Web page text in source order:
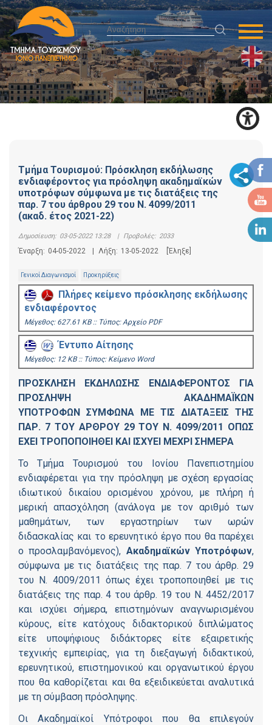
Τμήμα Τουρισμού: Πρόσκληση εκδήλωσης
ενδιαφέροντος για πρόσληψη ακαδημαϊκών
υποτρόφων σύμφωνα με τις διατάξεις της
παρ. 7 του άρθρου 29 του Ν. 4099/2011
(ακαδ. έτος 2021-22)
Δημοσίευση: 03-05-2022 13:28 | Προβολές: 2033
Έναρξη: 04-05-2022 Λήξη: 13-05-2022 [Έληξε]
Γενικοί Διαγωνισμοί Προκηρύξεις
Πλήρες κείμενο πρόσκλησης εκδήλωσης
ενδιαφέροντος
Mέγεθος: 627.61 KB :: Τύπος: Αρχείο PDF
Έντυπο Αίτησης
Mέγεθος: 12 KB :: Τύπος: Kείμενο Word
ΠΡΟΣΚΛΗΣΗ ΕΚΔΗΛΩΣΗΣ ΕΝΔΙΑΦΕΡΟΝΤΟΣ ΓΙΑ
ΠΡΟΣΛΗΨΗ ΑΚΑΔΗΜΑΪΚΩΝ
ΥΠΟΤΡΟΦΩΝ ΣΥΜΦΩΝΑ ΜΕ ΤΙΣ ΔΙΑΤΑΞΕΙΣ ΤΗΣ
ΠΑΡ. 7 ΤΟΥ ΑΡΘΡΟΥ 29 ΤΟΥ Ν. 4099/2011 ΟΠΩΣ
ΕΧΕΙ ΤΡΟΠΟΠΟΙΗΘΕΙ ΚΑΙ ΙΣΧΥΕΙ ΜΕΧΡΙ ΣΗΜΕΡΑ
Το Τμήμα Τουρισμού του Ιονίου Πανεπιστημίου
ενδιαφέρεται για την πρόσληψη με σχέση εργασίας
ιδιωτικού δικαίου ορισμένου χρόνου, με πλήρη ή
μερική απασχόληση (ανάλογα με τον αριθμό των
μαθημάτων, των εργαστηρίων των ωρών
διδασκαλίας και το ερευνητικό έργο που θα παρέχει
ο προσλαμβανόμενος), Ακαδημαϊκών Υποτρόφων,
σύμφωνα με τις διατάξεις της παρ. 7 του άρθρ. 29
του Ν. 4009/2011 όπως έχει τροποποιηθεί με τις
διατάξεις της παρ. 4 του άρθρ. 19 του Ν. 4452/2017
και ισχύει σήμερα, επιστημόνων αναγνωρισμένου
κύρους, είτε κατόχους διδακτορικού διπλώματος
είτε υποψήφιους διδάκτορες είτε εξαιρετικής
τεχνικής εμπειρίας, για τη διεξαγωγή διδακτικού,
ερευνητικού, επιστημονικού και οργανωτικού έργου
που θα καθορίζεται και θα εξειδικεύεται αναλυτικά
με τη σύμβαση πρόσληψης.
Οι Ακαδημαϊκοί Υπότροφοι που θα επιλεγούν